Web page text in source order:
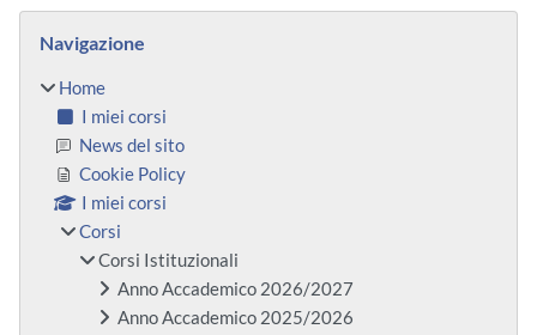
Blocchi
Navigazione
Home
I miei corsi
News del sito
Cookie Policy
I miei corsi
Corsi
Corsi Istituzionali
Anno Accademico 2026/2027
Anno Accademico 2025/2026